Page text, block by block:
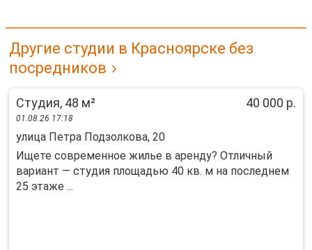
Другие студии в Красноярске без
посредников
Студия, 48 м² 40 000 р.
01.08.26 17:18
улица Петра Подзолкова, 20
Ищете современное жилье в аренду? Отличный
вариант — студия площадью 40 кв. м на последнем
25 этаже ...